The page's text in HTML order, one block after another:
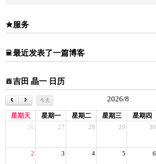
服务
最近发表了一篇博客
吉田 晶一 日历
今天 2026/8
星期天 星期一 星期二 星期三 星期四
26
27 28 29 30
2 3 4 5 6